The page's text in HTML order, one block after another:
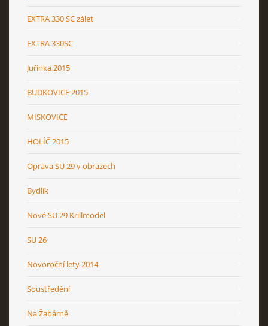
EXTRA 330 SC zálet
EXTRA 330SC
Juřinka 2015
BUDKOVICE 2015
MISKOVICE
HOLÍČ 2015
Oprava SU 29 v obrazech
Bydlík
Nové SU 29 Krillmodel
SU 26
Novoroční lety 2014
Soustředění
Na Žabárně